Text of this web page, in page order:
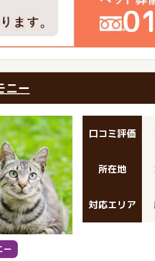
ニー
口コミ評価
所在地
対応エリア
ー